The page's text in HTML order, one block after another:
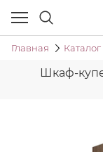
Главная Каталог
Шкаф-